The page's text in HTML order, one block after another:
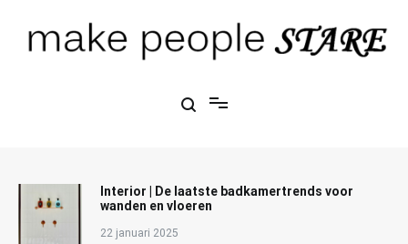
Interior | De laatste badkamertrends voor
wanden en vloeren
22 januari 2025